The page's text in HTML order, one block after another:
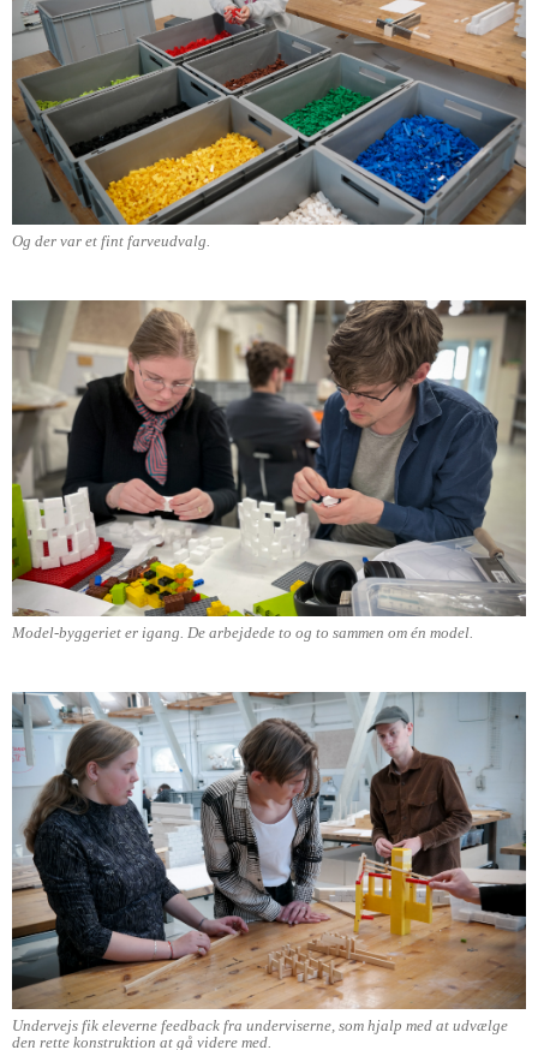
Og der var et fint farveudvalg.
Model-byggeriet er igang. De arbejdede to og to sammen om én model.
Undervejs fik eleverne feedback fra underviserne, som hjalp med at udvælge
den rette konstruktion at gå videre med.